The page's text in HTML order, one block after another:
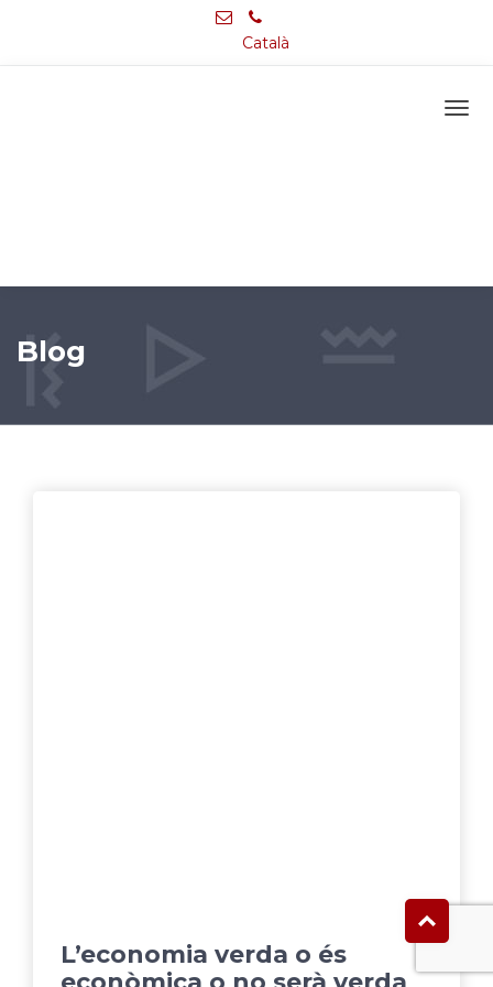
Català
Blog
L’economia verda o és